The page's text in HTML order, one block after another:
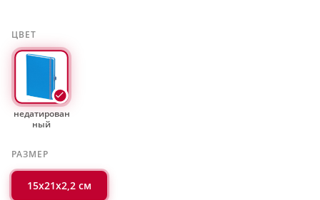
ЦВЕТ
недатирован
ный
РАЗМЕР
15х21х2,2 см